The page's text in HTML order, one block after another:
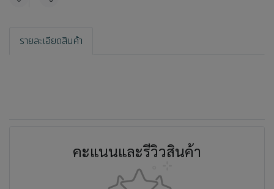
รายละเอียดสินค้า
คะแนนและรีวิวสินค้า